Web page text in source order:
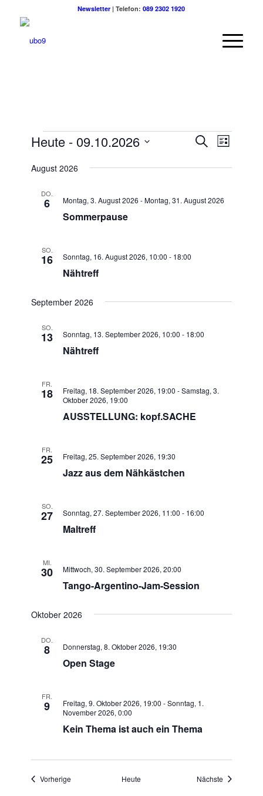
Newsletter | Telefon:089 2302 1920
Veranstaltungen SucheListe
Heute - 09.10.2026
wählen.
August 2026
DO.
6
Sommerpause
Montag, 3. August 2026 -Montag, 31. August 2026
SO.
16
Nähtreff
Sonntag, 16. August 2026, 10:00 - 18:00
September 2026
SO.
13
Nähtreff
Sonntag, 13. September 2026, 10:00 - 18:00
FR.
18
AUSSTELLUNG: kopf.SACHE
Freitag, 18. September 2026, 19:00 -Samstag, 3.
Oktober 2026, 19:00
FR.
25
Jazz aus dem Nähkästchen
Freitag, 25. September 2026, 19:30
SO.
27
Maltreff
Sonntag, 27. September 2026, 11:00 - 16:00
MI.
30
Tango-Argentino-Jam-Session
Mittwoch, 30. September 2026, 20:00
Oktober 2026
DO.
8
Open Stage
Donnerstag, 8. Oktober 2026, 19:30
FR.
9
Kein Thema ist auch ein Thema
Freitag, 9. Oktober 2026, 19:00 -Sonntag, 1.
November 2026, 0:00
Vorherige VeranstaltungenHeute Nächste